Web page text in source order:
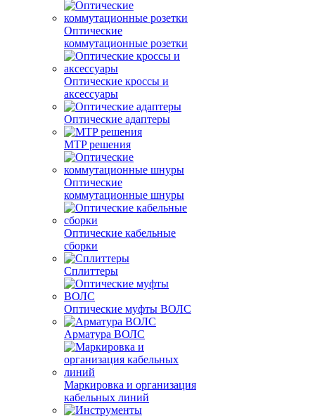
Оптические
коммутационные розетки
Оптические кроссы и
аксессуары
Оптические адаптеры
MTP решения
Оптические
коммутационные шнуры
Оптические кабельные
сборки
Сплиттеры
Оптические муфты ВОЛС
Арматура ВОЛС
Маркировка и организация
кабельных линий